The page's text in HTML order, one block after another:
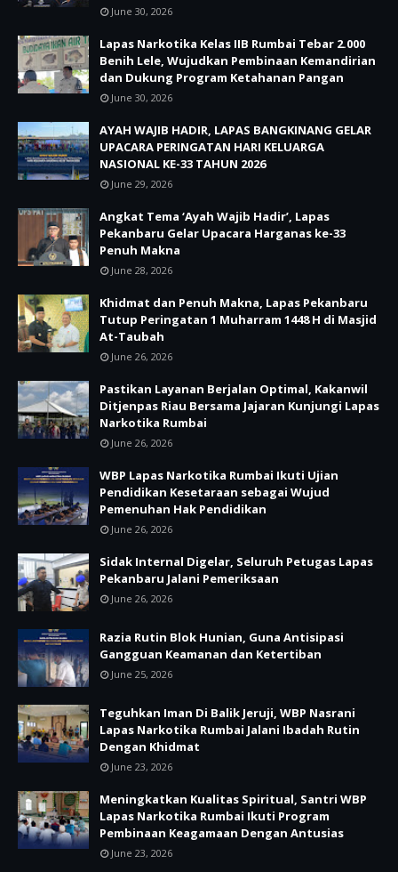
June 30, 2026
Lapas Narkotika Kelas IIB Rumbai Tebar 2.000
Benih Lele, Wujudkan Pembinaan Kemandirian
dan Dukung Program Ketahanan Pangan
June 30, 2026
AYAH WAJIB HADIR, LAPAS BANGKINANG GELAR
UPACARA PERINGATAN HARI KELUARGA
NASIONAL KE-33 TAHUN 2026
June 29, 2026
Angkat Tema ‘Ayah Wajib Hadir’, Lapas
Pekanbaru Gelar Upacara Harganas ke-33
Penuh Makna
June 28, 2026
Khidmat dan Penuh Makna, Lapas Pekanbaru
Tutup Peringatan 1 Muharram 1448 H di Masjid
At-Taubah
June 26, 2026
Pastikan Layanan Berjalan Optimal, Kakanwil
Ditjenpas Riau Bersama Jajaran Kunjungi Lapas
Narkotika Rumbai
June 26, 2026
WBP Lapas Narkotika Rumbai Ikuti Ujian
Pendidikan Kesetaraan sebagai Wujud
Pemenuhan Hak Pendidikan
June 26, 2026
Sidak Internal Digelar, Seluruh Petugas Lapas
Pekanbaru Jalani Pemeriksaan
June 26, 2026
Razia Rutin Blok Hunian, Guna Antisipasi
Gangguan Keamanan dan Ketertiban
June 25, 2026
Teguhkan Iman Di Balik Jeruji, WBP Nasrani
Lapas Narkotika Rumbai Jalani Ibadah Rutin
Dengan Khidmat
June 23, 2026
Meningkatkan Kualitas Spiritual, Santri WBP
Lapas Narkotika Rumbai Ikuti Program
Pembinaan Keagamaan Dengan Antusias
June 23, 2026